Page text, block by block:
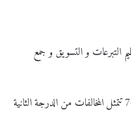
التبرعات و التسويق و جمع
: بالإضافة إلى المخالفات المذكورة في المادة 74 تتمثل المخالفات من الدرجة الثانية